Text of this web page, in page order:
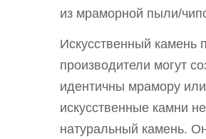
из мраморной пыли/
Искусственный камень
производители могут
идентичны мрамору
искусственные камни
натуральный камень.